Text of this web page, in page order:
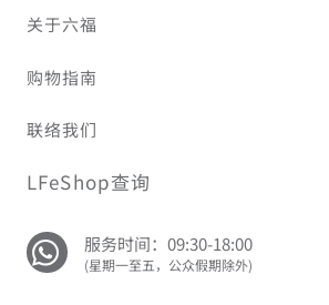
关于六福
购物指南
联络我们
LFeShop查询
服务时间：09:30-18:00
(星期一至五，公众假期除外)